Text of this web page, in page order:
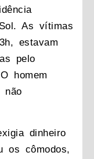
As vítimas
estavam
pelo
homem
não
dinheiro
os cômodos,